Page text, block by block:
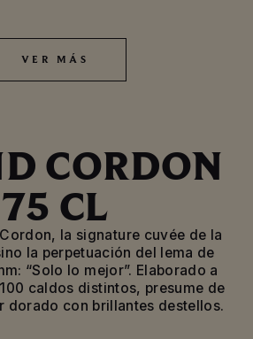
VER MÁS
VER MÁS
CORDON
75 CL
la signature cuvée de la
la perpetuación del lema de
“Solo lo mejor”. Elaborado a
caldos distintos, presume de
dorado con brillantes destellos.